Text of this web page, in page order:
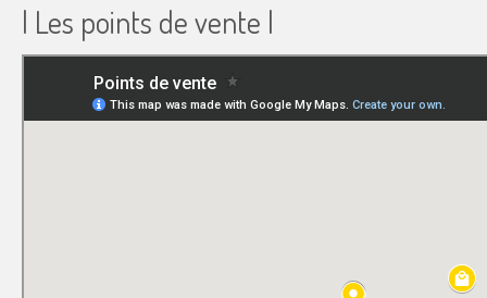
| Les points de vente |